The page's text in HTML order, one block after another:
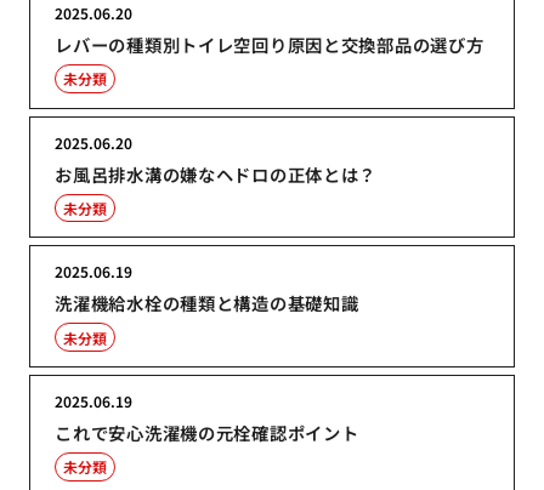
レバーの種類別トイレ空回り原因と交換部品の選び方
2025.06.20
未分類
お風呂排水溝の嫌なヘドロの正体とは？
2025.06.20
未分類
洗濯機給水栓の種類と構造の基礎知識
2025.06.19
未分類
これで安心洗濯機の元栓確認ポイント
2025.06.19
未分類